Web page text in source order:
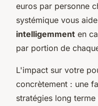
euros par personne
systémique vous
intelligemment en
par portion de
L'impact sur votre
concrètement : une
stratégies long